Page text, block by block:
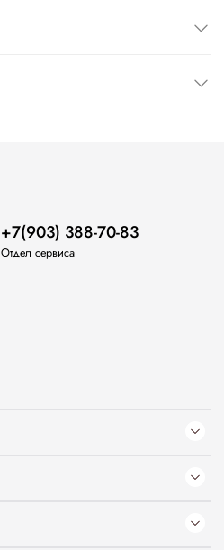
+7(903) 388-70-83
Отдел сервиса